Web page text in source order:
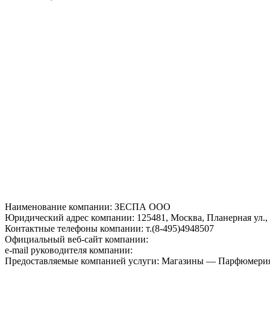
Наименование компании: ЗЕСПА ООО
Юридический адрес компании: 125481, Москва, Планерная ул.,
Контактные телефоны компании: т.(8-495)4948507
Официальный веб-сайт компании:
e-mail руководителя компании:
Предоставляемые компанией услуги: Магазины —